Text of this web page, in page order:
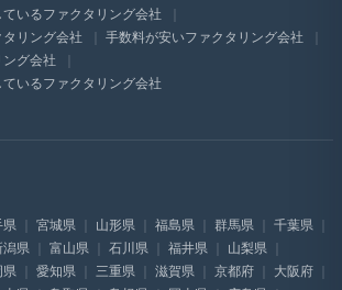
いるファクタリング会社
リング会社
手数料が安いファクタリング会社
グ会社
いるファクタリング会社
県 宮城県 山形県 福島県 群馬県
千葉県
潟県 富山県 石川県 福井県
山梨県
県 愛知県 三重県 滋賀県 京都府
大阪府